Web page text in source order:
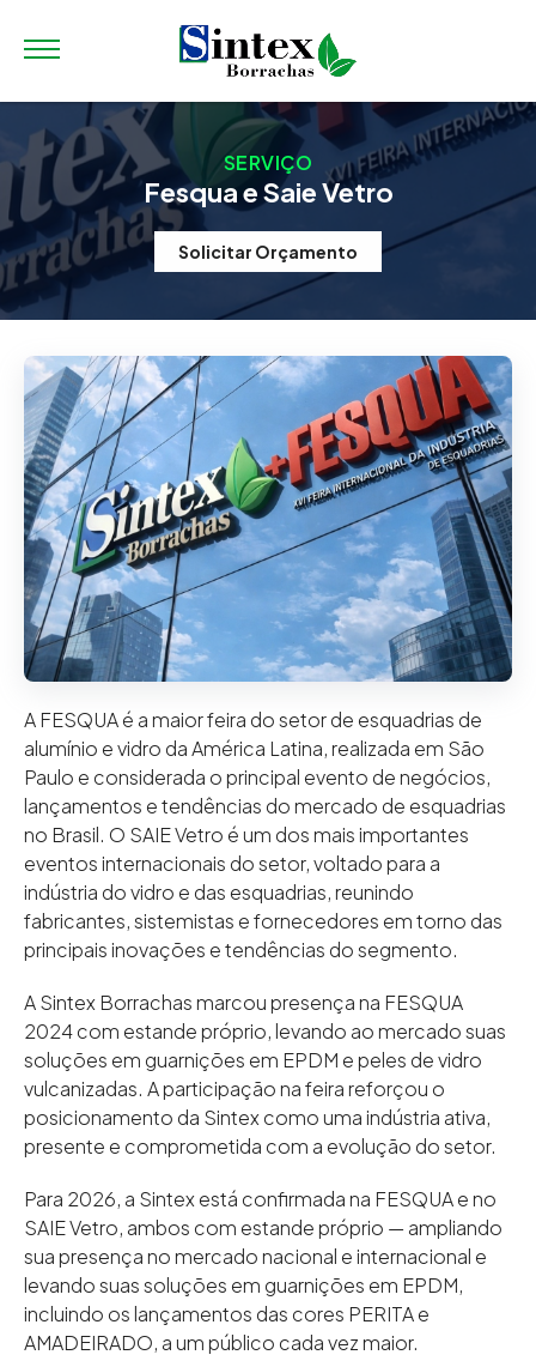
SERVIÇO
Fesqua e Saie Vetro
Solicitar Orçamento
A FESQUA é a maior feira do setor de esquadrias de
alumínio e vidro da América Latina, realizada em São
Paulo e considerada o principal evento de negócios,
lançamentos e tendências do mercado de esquadrias
no Brasil. O SAIE Vetro é um dos mais importantes
eventos internacionais do setor, voltado para a
indústria do vidro e das esquadrias, reunindo
fabricantes, sistemistas e fornecedores em torno das
principais inovações e tendências do segmento.
A Sintex Borrachas marcou presença na FESQUA
2024 com estande próprio, levando ao mercado suas
soluções em guarnições em EPDM e peles de vidro
vulcanizadas. A participação na feira reforçou o
posicionamento da Sintex como uma indústria ativa,
presente e comprometida com a evolução do setor.
Para 2026, a Sintex está confirmada na FESQUA e no
SAIE Vetro, ambos com estande próprio — ampliando
sua presença no mercado nacional e internacional e
levando suas soluções em guarnições em EPDM,
incluindo os lançamentos das cores PERITA e
AMADEIRADO, a um público cada vez maior.